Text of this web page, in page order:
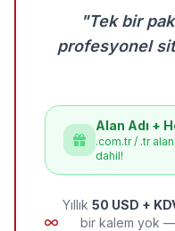
"Tek bir
profesyonel
Alan Adı +
.com.tr / .tr
dahil!
Yıllık 50 USD +
bir kalem yok —